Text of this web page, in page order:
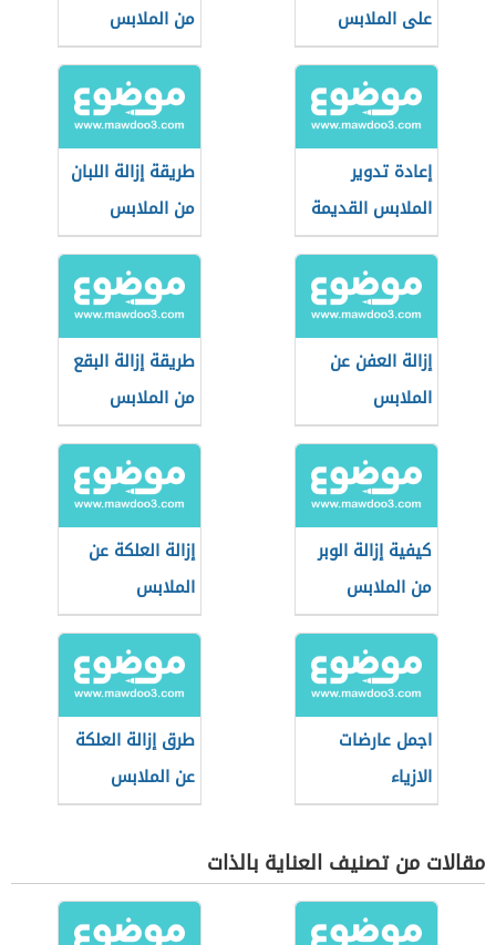
على الملابس
من الملابس
إعادة تدوير
الملابس القديمة
طريقة إزالة اللبان
من الملابس
إزالة العفن عن
الملابس
طريقة إزالة البقع
من الملابس
البيضاء
كيفية إزالة الوبر
من الملابس
إزالة العلكة عن
الملابس
اجمل عارضات
الازياء
طرق إزالة العلكة
عن الملابس
مقالات من تصنيف العناية بالذات